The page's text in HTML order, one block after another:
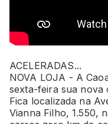
ACELERADAS...
NOVA LOJA - A
sexta-feira sua nova
Fica localizada na
Vianna Filho, 1.550,